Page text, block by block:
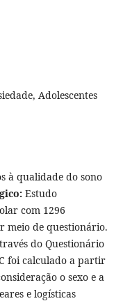
Adolescentes
à qualidade do sono
Estudo
com 1296
meio de questionário.
do Questionário
foi calculado a partir
o sexo e a
e logísticas